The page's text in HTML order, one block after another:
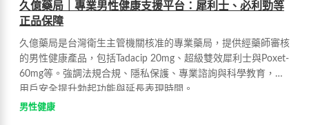
久億藥局｜專業男性健康支援平台：犀利士、必利勁等
正品保障
久億藥局是台灣衛生主管機關核准的專業藥局，提供經藥師審核
的男性健康產品，包括Tadacip 20mg、超級雙效犀利士與Poxet-
60mg等。強調法規合規、隱私保護、專業諮詢與科學教育，助
用戶安全提升勃起功能與延長表現時間。
男性健康